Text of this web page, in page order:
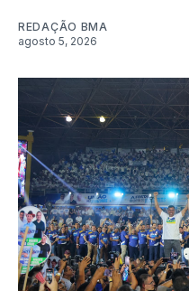
REDAÇÃO BMA
agosto 5, 2026